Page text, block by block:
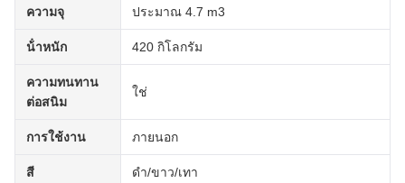
ความจุ ประมาณ 4.7 m3
น้ําหนัก 420 กิโลกรัม
ความทนทาน
ต่อสนิม
ใช่
การใช้งาน ภายนอก
สี ดํา/ขาว/เทา